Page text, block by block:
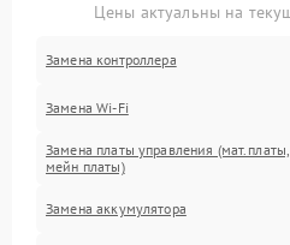
Цены актуальны на
Замена контроллера
Замена Wi-Fi
Замена платы управления (мат.платы,
мейн платы)
Замена аккумулятора